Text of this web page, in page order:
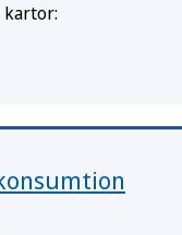
kartor: